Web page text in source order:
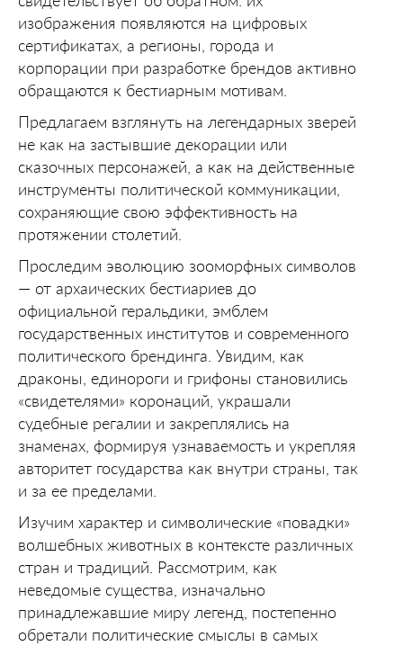
изображения появляются на цифровых
сертификатах, а регионы, города и
корпорации при разработке брендов активно
обращаются к бестиарным мотивам.
Предлагаем взглянуть на легендарных зверей
не как на застывшие декорации или
сказочных персонажей, а как на действенные
инструменты политической коммуникации,
сохраняющие свою эффективность на
протяжении столетий.
Проследим эволюцию зооморфных символов
— от архаических бестиариев до
официальной геральдики, эмблем
государственных институтов и современного
политического брендинга. Увидим, как
драконы, единороги и грифоны становились
«свидетелями» коронаций, украшали
судебные регалии и закреплялись на
знаменах, формируя узнаваемость и укрепляя
авторитет государства как внутри страны, так
и за ее пределами.
Изучим характер и символические «повадки»
волшебных животных в контексте различных
стран и традиций. Рассмотрим, как
неведомые существа, изначально
принадлежавшие миру легенд, постепенно
обретали политические смыслы в самых